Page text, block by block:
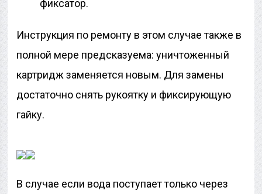
фиксатор.
Инструкция по ремонту в этом случае также в
полной мере предсказуема: уничтоженный
картридж заменяется новым. Для замены
достаточно снять рукоятку и фиксирующую
гайку.
В случае если вода поступает только через